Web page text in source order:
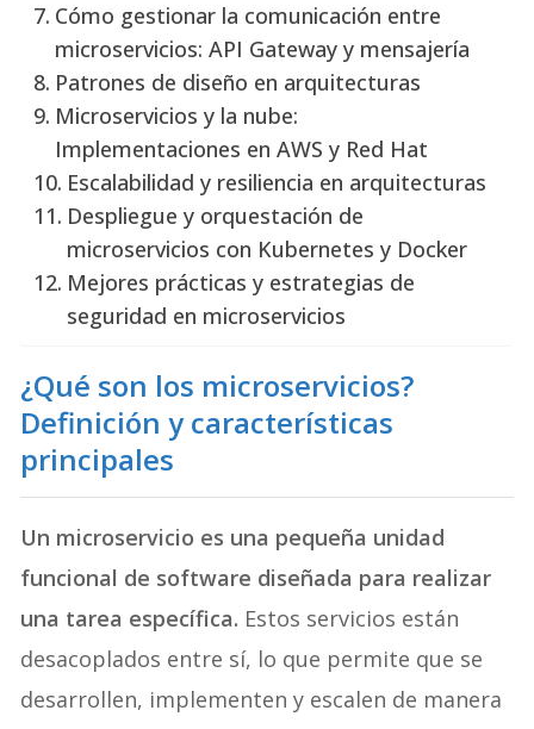
Cómo gestionar la comunicación entre
microservicios: API Gateway y mensajería
Patrones de diseño en arquitecturas
Microservicios y la nube:
Implementaciones en AWS y Red Hat
Escalabilidad y resiliencia en arquitecturas
Despliegue y orquestación de
microservicios con Kubernetes y Docker
Mejores prácticas y estrategias de
seguridad en microservicios
¿Qué son los microservicios?
Definición y características
principales
Un microservicio es una pequeña unidad
funcional de software diseñada para realizar
una tarea específica. Estos servicios están
desacoplados entre sí, lo que permite que se
desarrollen, implementen y escalen de manera